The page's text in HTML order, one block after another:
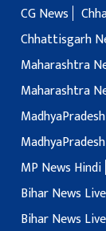
CG News
Chhattisgarh
Maharashtra
Maharashtra
MP News Hindi
Bihar News Live
Bihar News Live